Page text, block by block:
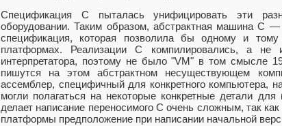
Спецификация C пыталась унифицировать эти
оборудовании. Таким образом, абстрактная машина C
спецификация, которая позволила бы одному и
платформах. Реализации C компилировались, а не
интерпретатора, поэтому не было "VM" в том смысле
пишутся на этом абстрактном несуществующем
ассемблер, специфичный для конкретного компьютера,
могли полагаться на некоторые конкретные детали
делает написание переносимого C очень сложным, так
платформы предположение при написании начальной